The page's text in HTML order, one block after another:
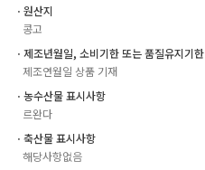
ㆍ원산지
콩고
ㆍ제조년월일, 소비기한 또는 품질유지기한
제조연월일 상품 기재
ㆍ농수산물 표시사항
르완다
ㆍ축산물 표시사항
해당사항없음